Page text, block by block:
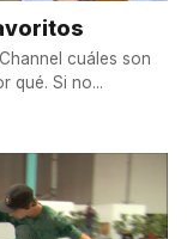
cuáles son
qué. Si no...